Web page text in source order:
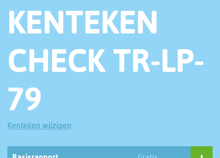
KENTEKEN
CHECK TR-LP-
79
Kenteken wijzigen